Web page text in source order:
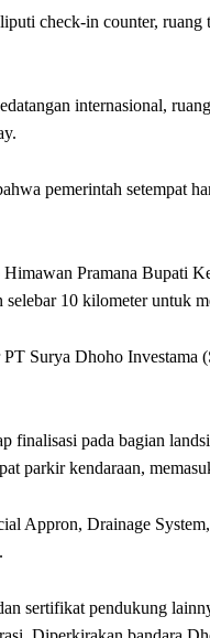
check-in counter,
internasional,
pemerintah setempat
Pramana Bupati
10 kilometer untuk
Surya Dhoho Investama
finalisasi pada bagian
parkir kendaraan,
Appron, Drainage
sertifikat pendukung